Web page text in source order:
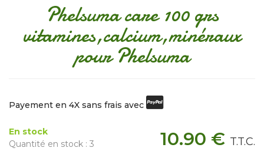
Phelsuma care 100 grs
vitamines,calcium,minéraux
pour Phelsuma
Payement en 4X sans frais avec
10.90 € T.T.C.
En stock
Quantité en stock : 3